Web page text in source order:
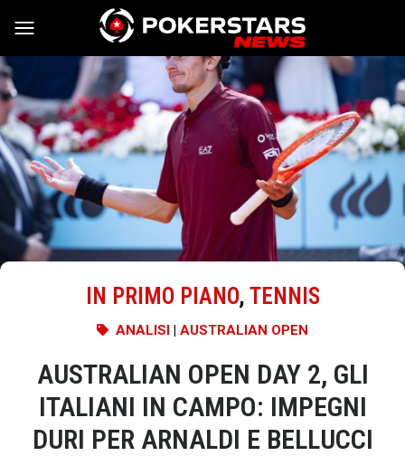
Vai al contenuto
IN PRIMO PIANO, TENNIS
ANALISI | AUSTRALIAN OPEN
AUSTRALIAN OPEN DAY 2, GLI
ITALIANI IN CAMPO: IMPEGNI
DURI PER ARNALDI E BELLUCCI